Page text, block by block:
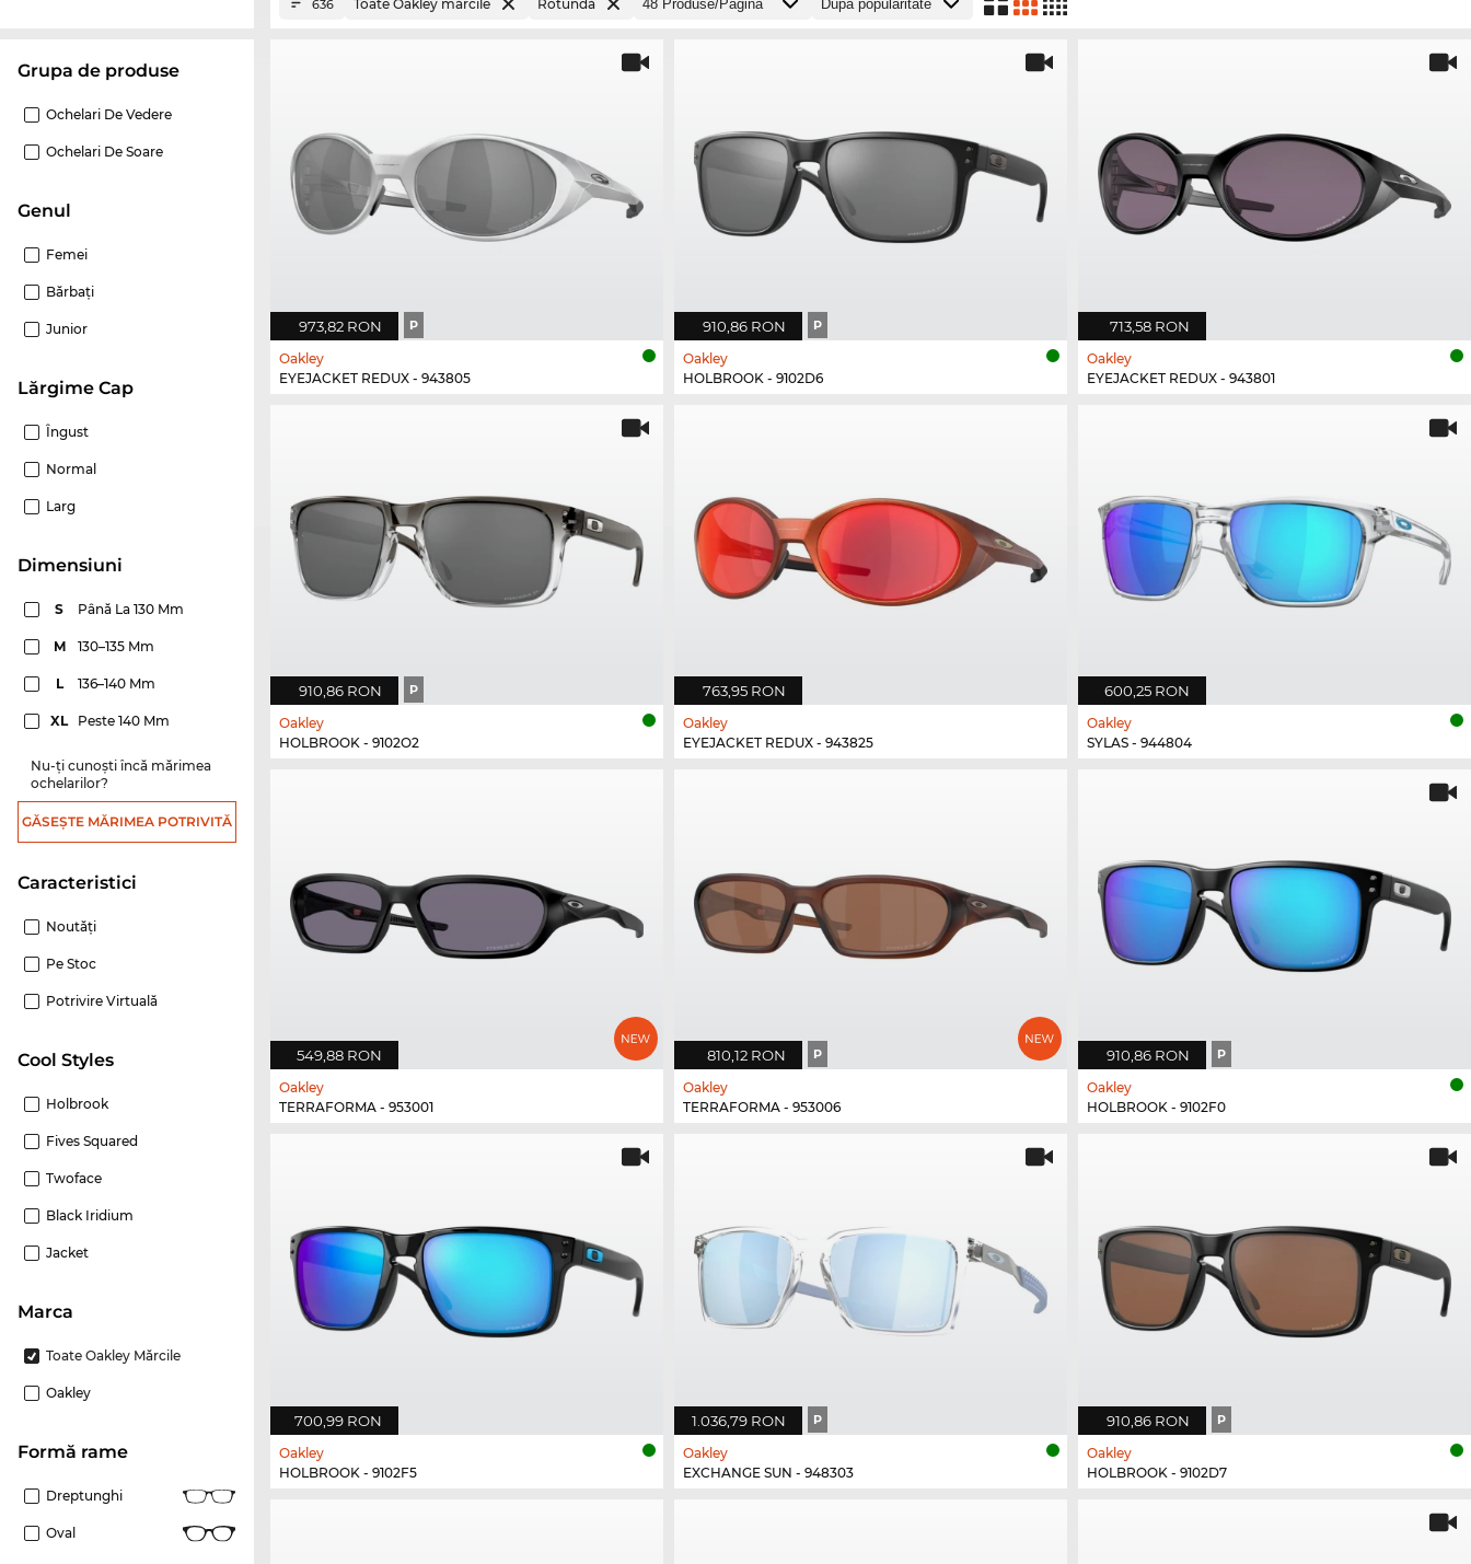
Grupa de produse
Ochelari De Vedere
Ochelari De Soare
Genul
Femei
Bărbaţi
Junior
Lărgime Cap
Îngust
Normal
Larg
dimensiuni
S Până La 130 Mm
M 130–135 Mm
L 136–140 Mm
XL Peste 140 Mm
Nu-ți cunoști încă mărimea
ochelarilor?
GĂSEȘTE MĂRIMEA POTRIVITĂ
Caracteristici
Noutăţi
Pe Stoc
Potrivire Virtuală
Cool Styles
Holbrook
Fives Squared
Twoface
Black Iridium
Jacket
marca
Toate Oakley Mărcile
Oakley
Formă rame
Dreptunghi
Oval
636 Toate Oakley mărcile Rotundă
973,82 RON P
Oakley
EYEJACKET REDUX - 943805
910,86 RON P
Oakley
HOLBROOK - 9102D6
713,58 RON
Oakley
EYEJACKET REDUX - 943801
910,86 RON P
Oakley
HOLBROOK - 9102O2
763,95 RON
Oakley
EYEJACKET REDUX - 943825
600,25 RON
Oakley
SYLAS - 944804
549,88 RON
Oakley
TERRAFORMA - 953001
810,12 RON P
Oakley
TERRAFORMA - 953006
910,86 RON P
Oakley
HOLBROOK - 9102F0
700,99 RON
Oakley
HOLBROOK - 9102F5
1.036,79 RON P
Oakley
EXCHANGE SUN - 948303
910,86 RON P
Oakley
HOLBROOK - 9102D7